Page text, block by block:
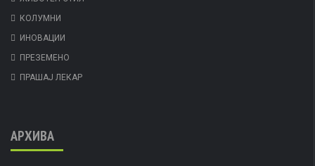
КОЛУМНИ
ИНОВАЦИИ
ПРЕЗЕМЕНО
ПРАШАЈ ЛЕКАР
АРХИВА